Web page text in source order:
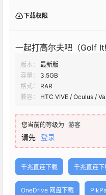
下载权限
一起打高尔夫吧（Golf It!
版本：
最新版
容量：
3.5GB
格式：
RAR
兼容：
HTC VIVE / Oculus /
您当前的等级为 游客
请先 登录
千兆直连下载 千兆直连下
OneDrive 网盘下载